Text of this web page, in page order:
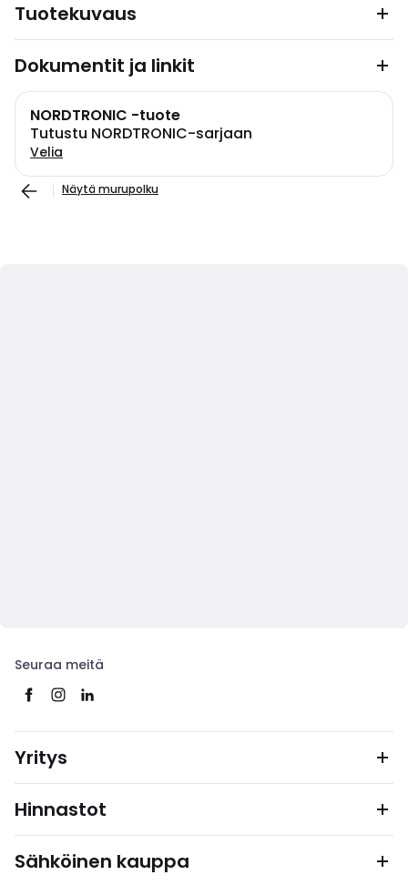
Tuotekuvaus
Dokumentit ja linkit
NORDTRONIC -tuote
Tutustu NORDTRONIC-sarjaan
Velia
Näytä murupolku
Seuraa meitä
Yritys
Hinnastot
Sähköinen kauppa